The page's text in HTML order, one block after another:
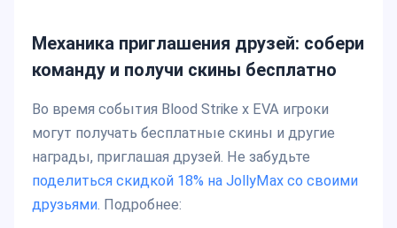
Механика приглашения друзей: собери
команду и получи скины бесплатно
Во время события Blood Strike x EVA игроки
могут получать бесплатные скины и другие
награды, приглашая друзей. Не забудьте
поделиться скидкой 18% на JollyMax со своими
друзьями. Подробнее: